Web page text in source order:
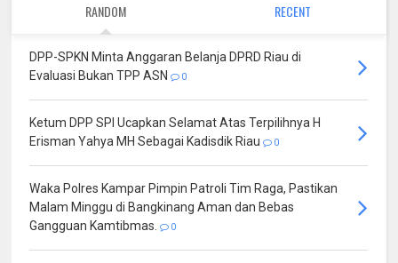
RANDOM RECENT
DPP-SPKN Minta Anggaran Belanja DPRD Riau di
Evaluasi Bukan TPP ASN
0
Ketum DPP SPI Ucapkan Selamat Atas Terpilihnya H
Erisman Yahya MH Sebagai Kadisdik Riau
0
Waka Polres Kampar Pimpin Patroli Tim Raga, Pastikan
Malam Minggu di Bangkinang Aman dan Bebas
Gangguan Kamtibmas.
0